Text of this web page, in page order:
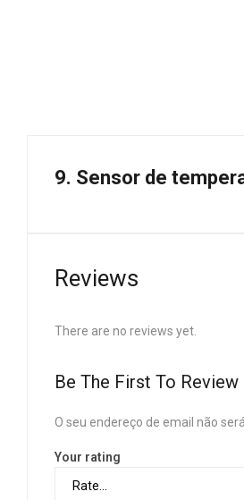
9. Sensor de
Reviews
There are no reviews yet.
Be The First To
O seu endereço de email não
Your rating